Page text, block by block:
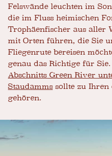
Felswände leuchten im
die im Fluss heimischen
Trophäenfischer aus aller
mit Orten führen, die Sie
Fliegenrute bereisen
genau das Richtige für Sie.
Abschnitts Green River
Staudamms sollte zu Ihren
gehören.